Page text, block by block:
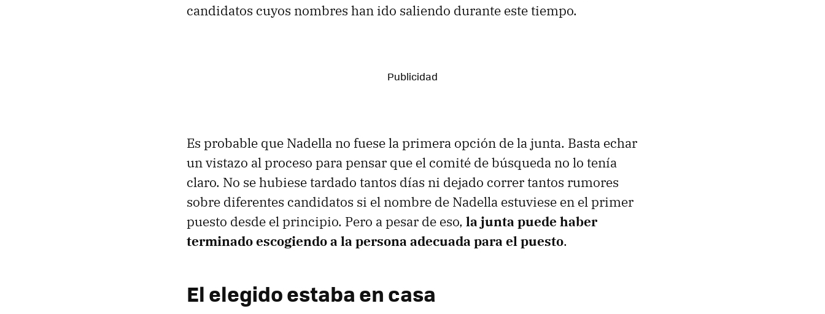
candidatos cuyos nombres han ido saliendo durante este tiempo.
Es probable que Nadella no fuese la primera opción de la junta. Basta echar
un vistazo al proceso para pensar que el comité de búsqueda no lo tenía
claro. No se hubiese tardado tantos días ni dejado correr tantos rumores
sobre diferentes candidatos si el nombre de Nadella estuviese en el primer
puesto desde el principio. Pero a pesar de eso, la junta puede haber
terminado escogiendo a la persona adecuada para el puesto.
El elegido estaba en casa